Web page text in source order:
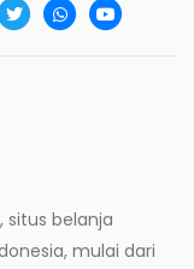
, situs belanja
mulai dari